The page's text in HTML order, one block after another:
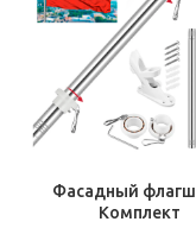
Фасадный
Комплект